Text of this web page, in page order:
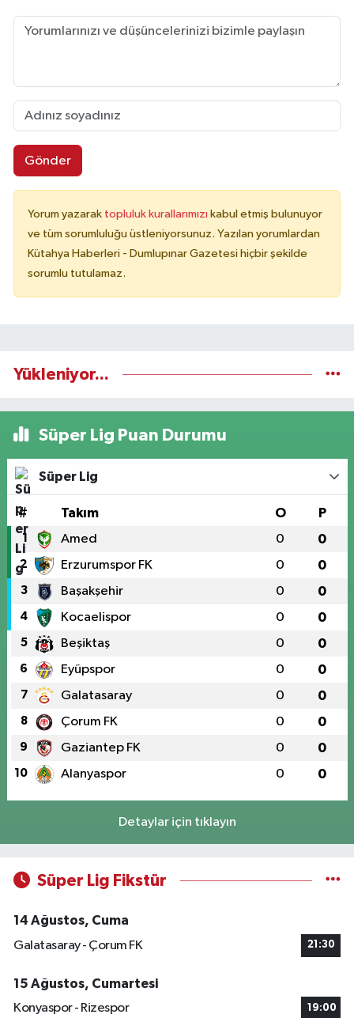
Gönder
Yorum yazarak topluluk kurallarımızı kabul etmiş bulunuyor
ve tüm sorumluluğu üstleniyorsunuz. Yazılan yorumlardan
Kütahya Haberleri - Dumlupınar Gazetesi hiçbir şekilde
sorumlu tutulamaz.
Yükleniyor...
Süper Lig Puan Durumu
Süper Lig
# Takım O P
1 Amed 0 0
2 Erzurumspor FK 0 0
3 Başakşehir 0 0
4 Kocaelispor 0 0
5 Beşiktaş 0 0
6 Eyüpspor 0 0
7 Galatasaray 0 0
8 Çorum FK 0 0
9 Gaziantep FK 0 0
10 Alanyaspor 0 0
Detaylar için tıklayın
Süper Lig Fikstür
14 Ağustos, Cuma
Galatasaray - Çorum FK
21:30
15 Ağustos, Cumartesi
Konyaspor - Rizespor
19:00